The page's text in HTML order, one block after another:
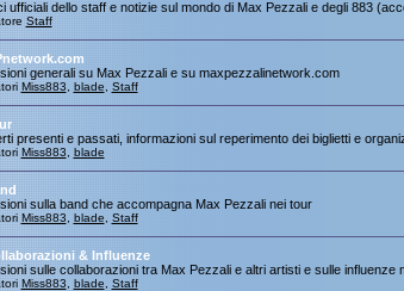
ufficiali dello staff e notizie sul mondo di Max Pezzali e degli 883
Staff
generali su Max Pezzali e su maxpezzalinetwork.com
Miss883 blade Staff
presenti e passati, informazioni sul reperimento dei biglietti e
Miss883 blade
sulla band che accompagna Max Pezzali nei tour
Miss883 blade Staff
& Influenze
sulle collaborazioni tra Max Pezzali e altri artisti e sulle influenze
Miss883 blade Staff